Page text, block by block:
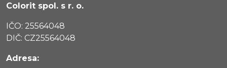
Colorit spol. s r. o.
IČO: 25564048
DIČ: CZ25564048
Adresa: